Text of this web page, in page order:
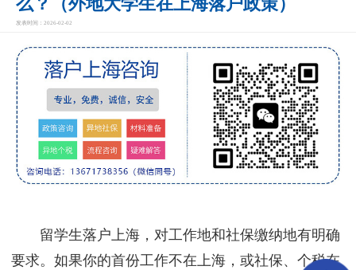
留
生
务
优
案
发表时间：2026-02-02
留学生落户上海，对工作地和社保缴纳地有明确
要求。如果你的首份工作不在上海，或社保、个税在